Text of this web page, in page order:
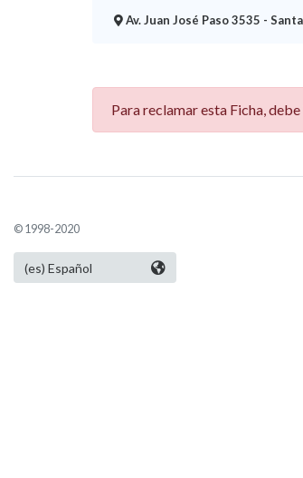
Av. Juan José Paso 3535 -
Para reclamar esta Ficha,
© 1998-2020